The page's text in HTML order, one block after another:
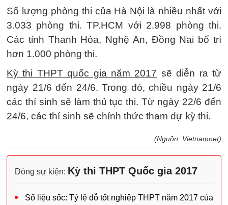
Số lượng phòng thi của Hà Nội là nhiều nhất với
3.033 phòng thi. TP.HCM với 2.998 phòng thi.
Các tỉnh Thanh Hóa, Nghệ An, Đồng Nai bố trí
hơn 1.000 phòng thi.
Kỳ thi THPT quốc gia năm 2017 sẽ diễn ra từ
ngày 21/6 đến 24/6. Trong đó, chiều ngày 21/6
các thí sinh sẽ làm thủ tục thi. Từ ngày 22/6 đến
24/6, các thí sinh sẽ chính thức tham dự kỳ thi.
(Nguồn: Vietnamnet)
Dòng sự kiện: Kỳ thi THPT Quốc gia 2017
Số liệu sốc: Tỷ lệ đỗ tốt nghiệp THPT năm 2017 của